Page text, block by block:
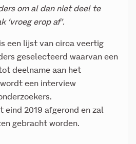
om al dan niet deel te
‘vroeg erop af’.
een lijst van circa veertig
geselecteerd waarvan een
deelname aan het
een interview
eind 2019 afgerond en zal
gebracht worden.